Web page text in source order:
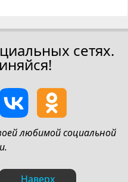
сетях.
любимой социальной
Наверх